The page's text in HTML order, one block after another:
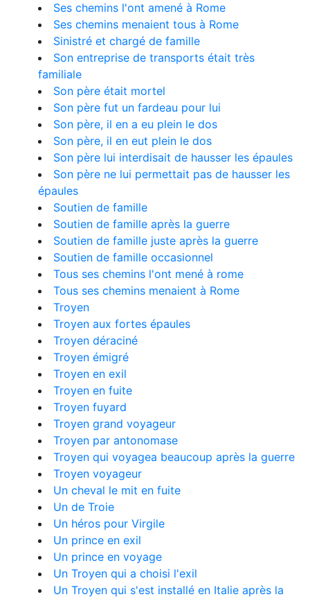
Ses chemins l'ont amené à Rome
Ses chemins menaient tous à Rome
Sinistré et chargé de famille
Son entreprise de transports était très
familiale
Son père était mortel
Son père fut un fardeau pour lui
Son père, il en a eu plein le dos
Son père, il en eut plein le dos
Son père lui interdisait de hausser les épaules
Son père ne lui permettait pas de hausser les
épaules
Soutien de famille
Soutien de famille après la guerre
Soutien de famille juste après la guerre
Soutien de famille occasionnel
Tous ses chemins l'ont mené à rome
Tous ses chemins menaient à Rome
Troyen
Troyen aux fortes épaules
Troyen déraciné
Troyen émigré
Troyen en exil
Troyen en fuite
Troyen fuyard
Troyen grand voyageur
Troyen par antonomase
Troyen qui voyagea beaucoup après la guerre
Troyen voyageur
Un cheval le mit en fuite
Un de Troie
Un héros pour Virgile
Un prince en exil
Un prince en voyage
Un Troyen qui a choisi l'exil
Un Troyen qui s'est installé en Italie après la